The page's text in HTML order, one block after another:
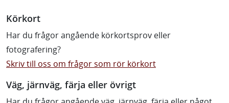
Körkort
Har du frågor angående körkortsprov eller
fotografering?
Skriv till oss om frågor som rör körkort
Väg, järnväg, färja eller övrigt